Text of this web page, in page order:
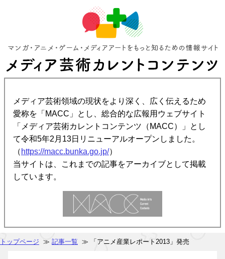
メディア芸術領域の現状をより深く、広く伝えるため
愛称を「MACC」とし、総合的な広報用ウェブサイト
「メディア芸術カレントコンテンツ（MACC）」とし
て令和5年2月13日リニューアルオープンしました。
（ https://macc.bunka.go.jp/）
当サイトは、これまでの記事をアーカイブとして掲載
しています。
トップページ ≫ 記事一覧 ≫ 「アニメ産業レポート2013」発売